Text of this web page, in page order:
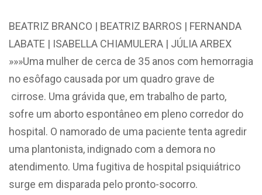
BEATRIZ BRANCO | BEATRIZ BARROS | FERNANDA
LABATE | ISABELLA CHIAMULERA | JÚLIA ARBEX
»»»Uma mulher de cerca de 35 anos com hemorragia
no esôfago causada por um quadro grave de
cirrose. Uma grávida que, em trabalho de parto,
sofre um aborto espontâneo em pleno corredor do
hospital. O namorado de uma paciente tenta agredir
uma plantonista, indignado com a demora no
atendimento. Uma fugitiva de hospital psiquiátrico
surge em disparada pelo pronto-socorro.